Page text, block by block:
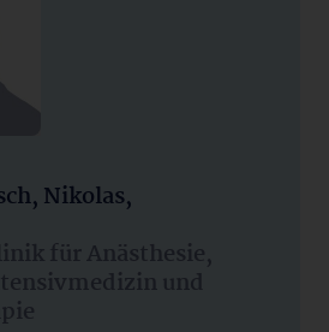
Nikolas,
für Anästhesie,
und